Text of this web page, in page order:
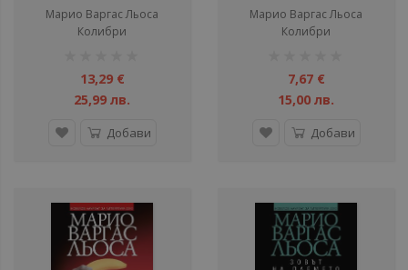
Марио Варгас Льоса
Колибри
13,29 €
25,99 лв.
Добави
Марио Варгас Льоса
Колибри
7,67 €
15,00 лв.
Добави